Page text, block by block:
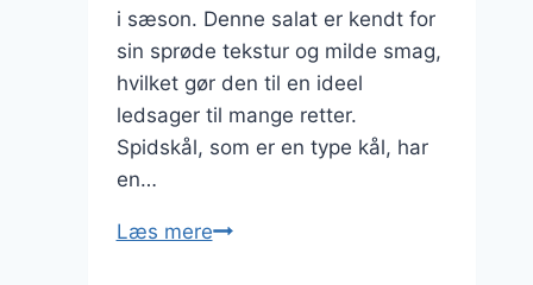
i sæson. Denne salat er kendt for
sin sprøde tekstur og milde smag,
hvilket gør den til en ideel
ledsager til mange retter.
Spidskål, som er en type kål, har
en…
Læs mereSpidskålssalat